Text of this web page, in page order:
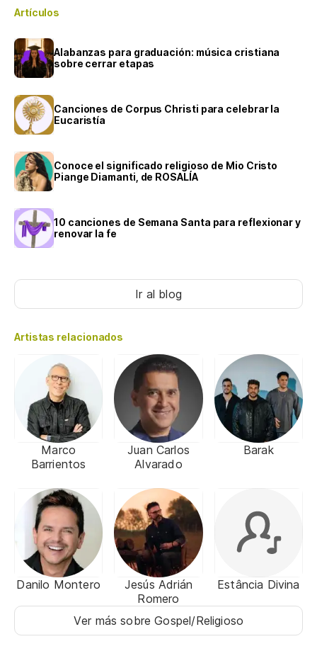
Artículos
Alabanzas para graduación: música cristiana
sobre cerrar etapas
Canciones de Corpus Christi para celebrar la
Eucaristía
Conoce el significado religioso de Mio Cristo
Piange Diamanti, de ROSALÍA
10 canciones de Semana Santa para reflexionar y
renovar la fe
Ir al blog
Artistas relacionados
Marco
Barrientos
Juan Carlos
Alvarado
Barak
Danilo Montero
Jesús Adrián
Romero
Estância Divina
Ver más sobre Gospel/Religioso